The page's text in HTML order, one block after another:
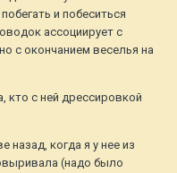
и побеситься
ассоциирует с
с окончанием веселья на
кто с ней дрессировкой
назад, когда я у нее из
(надо было